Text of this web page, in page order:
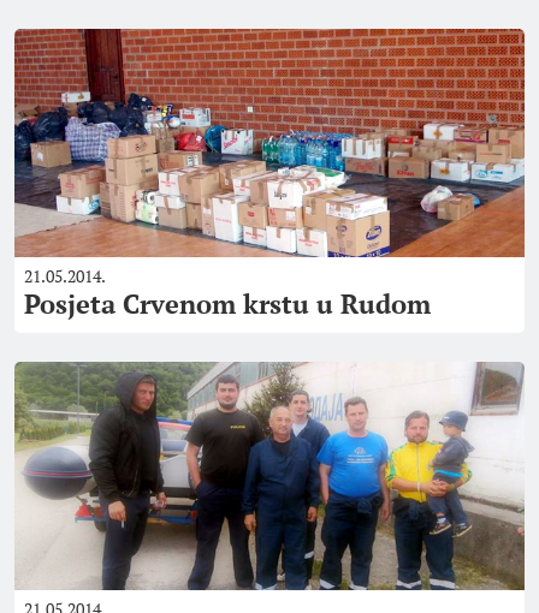
21.05.2014.
Posjeta Crvenom krstu u Rudom